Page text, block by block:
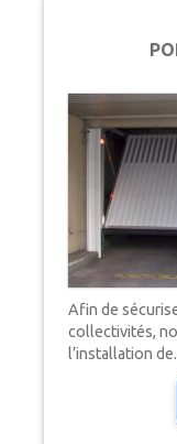
Afin de
collectivités,
l’installation